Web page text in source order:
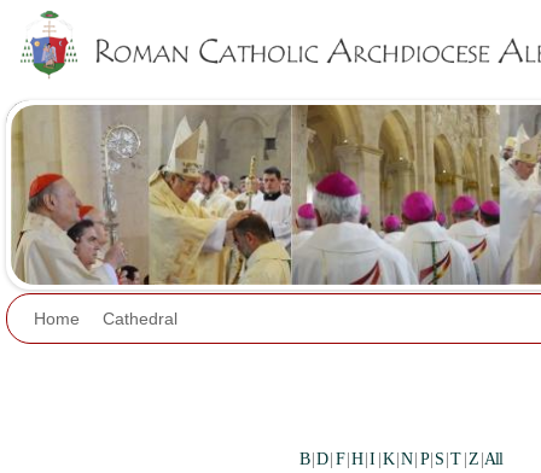
Home Cathedral
B |D F H |I K |N P| S |T Z |All